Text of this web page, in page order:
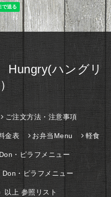
ハングリ
ご注文方法・注意事項
金表 お弁当Menu 軽食
・ピラフメニュー
・ピラフメニュー
以上 参照リスト